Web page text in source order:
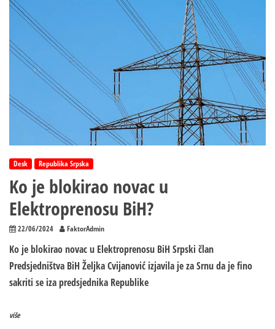
Desk Republika Srpska
Ko je blokirao novac u
Elektroprenosu BiH?
22/06/2024 FaktorAdmin
Ko je blokirao novac u Elektroprenosu BiH Srpski član
Predsjedništva BiH Željka Cvijanović izjavila je za Srnu da je fino
sakriti se iza predsjednika Republike
više